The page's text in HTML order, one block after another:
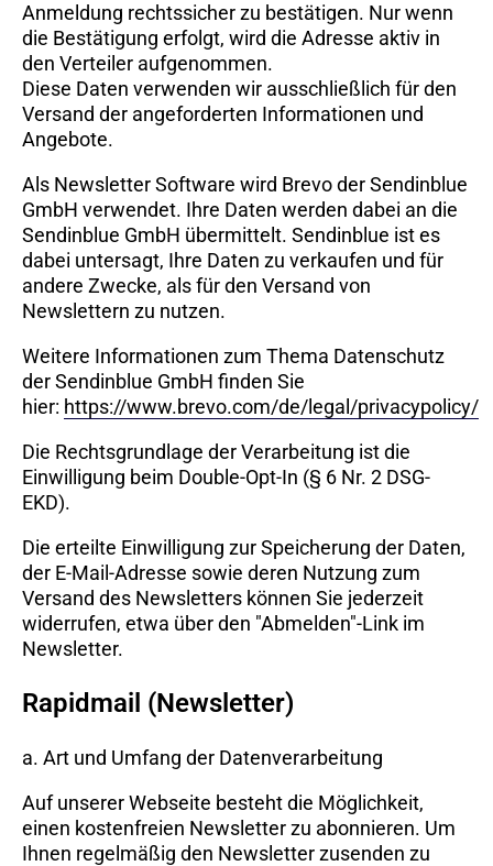
Anmeldung rechtssicher zu bestätigen. Nur wenn
die Bestätigung erfolgt, wird die Adresse aktiv in
den Verteiler aufgenommen.
Diese Daten verwenden wir ausschließlich für den
Versand der angeforderten Informationen und
Angebote.
Als Newsletter Software wird Brevo der Sendinblue
GmbH verwendet. Ihre Daten werden dabei an die
Sendinblue GmbH übermittelt. Sendinblue ist es
dabei untersagt, Ihre Daten zu verkaufen und für
andere Zwecke, als für den Versand von
Newslettern zu nutzen.
Weitere Informationen zum Thema Datenschutz
der Sendinblue GmbH finden Sie
hier: https://www.brevo.com/de/legal/privacypolicy/
Die Rechtsgrundlage der Verarbeitung ist die
Einwilligung beim Double-Opt-In (§ 6 Nr. 2 DSG-
EKD).
Die erteilte Einwilligung zur Speicherung der Daten,
der E-Mail-Adresse sowie deren Nutzung zum
Versand des Newsletters können Sie jederzeit
widerrufen, etwa über den "Abmelden"-Link im
Newsletter.
Rapidmail (Newsletter)
a. Art und Umfang der Datenverarbeitung
Auf unserer Webseite besteht die Möglichkeit,
einen kostenfreien Newsletter zu abonnieren. Um
Ihnen regelmäßig den Newsletter zusenden zu